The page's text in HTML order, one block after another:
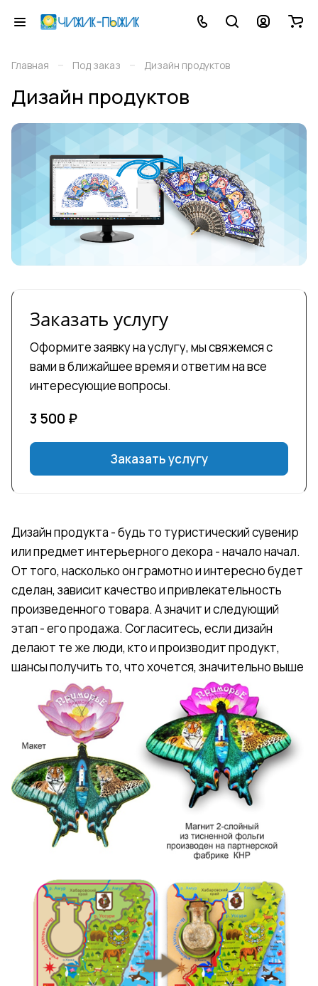
Главная – Под заказ – Дизайн продуктов
Дизайн продуктов
Заказать услугу
Оформите заявку на услугу, мы свяжемся с
вами в ближайшее время и ответим на все
интересующие вопросы.
3 500 ₽
Заказать услугу
Дизайн продукта - будь то туристический сувенир
или предмет интерьерного декора - начало начал.
От того, насколько он грамотно и интересно будет
сделан, зависит качество и привлекательность
произведенного товара. А значит и следующий
этап - его продажа. Согласитесь, если дизайн
делают те же люди, кто и производит продукт,
шансы получить то, что хочется, значительно выше